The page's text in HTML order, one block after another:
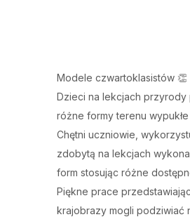
Modele czwartoklasistów 👏
Dzieci na lekcjach przyrody
różne formy terenu wypukłe
Chętni uczniowie,
zdobytą na lekcjach
form stosując różne
Piękne prace
krajobrazy mogli podziwiać